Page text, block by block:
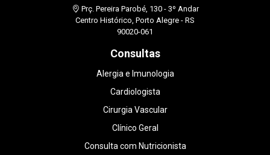
Prç. Pereira Parobé, 130 - 3º Andar
Centro Histórico, Porto Alegre - RS
90020-061
Consultas
Alergia e Imunologia
Cardiologista
Cirurgia Vascular
Clínico Geral
Consulta com Nutricionista